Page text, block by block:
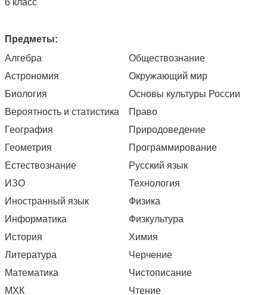
6 класс
Предметы:
Алгебра
Астрономия
Биология
Вероятность и статистика
География
Геометрия
Естествознание
ИЗО
Иностранный язык
Информатика
История
Литература
Математика
МХК
Обществознание
Окружающий мир
Основы культуры России
Право
Природоведение
Программирование
Русский язык
Технология
Физика
Физкультура
Химия
Черчение
Чистописание
Чтение